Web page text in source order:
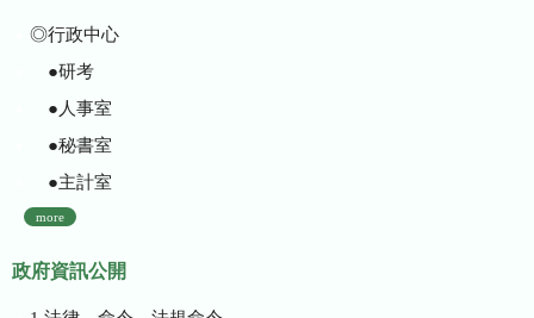
◎行政中心
●研考
●人事室
●秘書室
●主計室
more
政府資訊公開